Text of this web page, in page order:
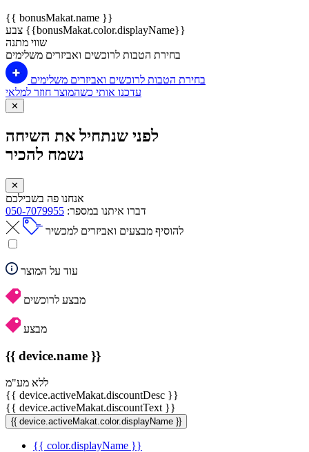
{{ bonusMakat.name }}
צבע {{bonusMakat.color.displayName}}
שווי מתנה
בחירת הטבות לרוכשים ואביזרים משלימים
בחירת הטבות לרוכשים ואביזרים משלימים
עדכנו אותי כשהמוצר חוזר למלאי
✕
לפני שנתחיל את השיחה
נשמח להכיר
✕
אנחנו פה בשבילכם
דברו איתנו במספר: 050-7079955
להוסיף מבצעים ואביזרים למכשיר
עוד על המוצר
מבצע לרוכשים
מבצע
{{ device.name }}
ללא מע"מ
{{ device.activeMakat.discountDesc }}
{{ device.activeMakat.discountText }}
{{ device.activeMakat.color.displayName }}
{{ color.displayName }}